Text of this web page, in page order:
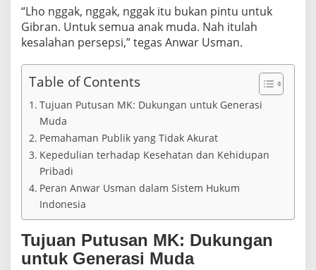
P
u
t
u
n
K
o
o
9
P
U
U
-
“Lho nggak, nggak, nggak itu bukan pintu untuk
Gibran. Untuk semua anak muda. Nah itulah
kesalahan persepsi,” tegas Anwar Usman.
Table of Contents
Tujuan Putusan MK: Dukungan untuk Generasi
Muda
Pemahaman Publik yang Tidak Akurat
Kepedulian terhadap Kesehatan dan Kehidupan
Pribadi
Peran Anwar Usman dalam Sistem Hukum
Indonesia
Tujuan Putusan MK: Dukungan
untuk Generasi Muda